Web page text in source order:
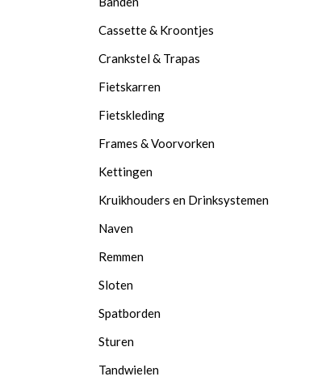
Cassette & Kroontjes
Crankstel & Trapas
Fietskarren
Fietskleding
Frames & Voorvorken
Kettingen
Kruikhouders en Drinksystemen
Naven
Remmen
Sloten
Spatborden
Sturen
Tandwielen